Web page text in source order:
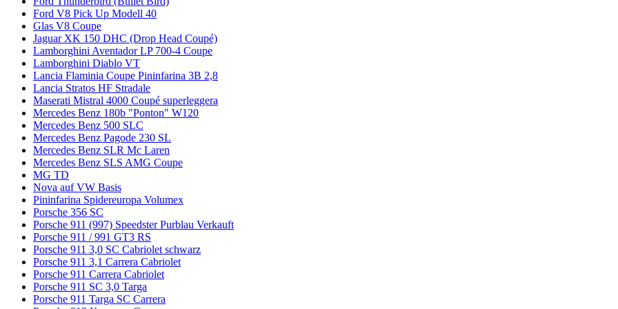
Ford V8 Pick Up Modell 40
Glas V8 Coupe
Jaguar XK 150 DHC (Drop Head Coupé)
Lamborghini Aventador LP 700-4 Coupe
Lamborghini Diablo VT
Lancia Flaminia Coupe Pininfarina 3B 2,8
Lancia Stratos HF Stradale
Maserati Mistral 4000 Coupé superleggera
Mercedes Benz 180b "Ponton" W120
Mercedes Benz 500 SLC
Mercedes Benz Pagode 230 SL
Mercedes Benz SLR Mc Laren
Mercedes Benz SLS AMG Coupe
MG TD
Nova auf VW Basis
Pininfarina Spidereuropa Volumex
Porsche 356 SC
Porsche 911 (997) Speedster Purblau Verkauft
Porsche 911 / 991 GT3 RS
Porsche 911 3,0 SC Cabriolet schwarz
Porsche 911 3,1 Carrera Cabriolet
Porsche 911 Carrera Cabriolet
Porsche 911 SC 3,0 Targa
Porsche 911 Targa SC Carrera